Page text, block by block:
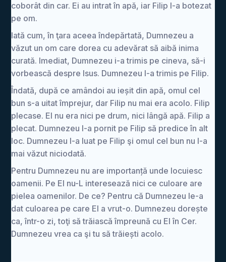
coborât din car. Ei au intrat în apă, iar Filip l-a botezat
pe om.
Iată cum, în ţara aceea îndepărtată, Dumnezeu a
văzut un om care dorea cu adevărat să aibă inima
curată. Imediat, Dumnezeu i-a trimis pe cineva, să-i
vorbească despre Isus. Dumnezeu l-a trimis pe Filip.
Îndată, după ce amândoi au ieșit din apă, omul cel
bun s-a uitat împrejur, dar Filip nu mai era acolo. Filip
plecase. El nu era nici pe drum, nici lângă apă. Filip a
plecat. Dumnezeu l-a pornit pe Filip să predice în alt
loc. Dumnezeu l-a luat pe Filip şi omul cel bun nu l-a
mai văzut niciodată.
Pentru Dumnezeu nu are importanță unde locuiesc
oamenii. Pe El nu-L interesează nici ce culoare are
pielea oamenilor. De ce? Pentru că Dumnezeu le-a
dat culoarea pe care El a vrut-o. Dumnezeu dorește
ca, într-o zi, toţi să trăiască împreună cu El în Cer.
Dumnezeu vrea ca şi tu să trăiești acolo.